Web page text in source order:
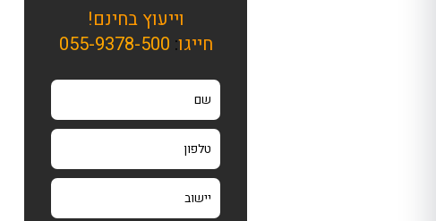
וייעוץ בחינם!
חייגו:
055-9378-500